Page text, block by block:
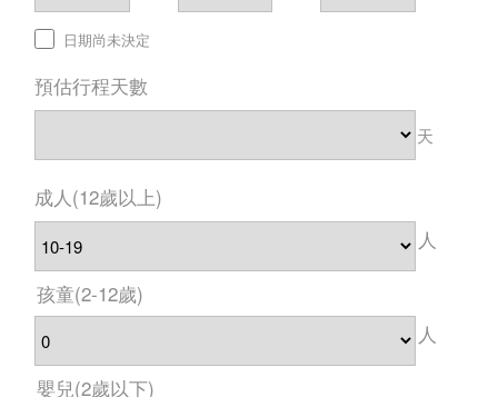
日期尚未決定
預估行程天數
天
成人(12歲以上)
人
孩童(2-12歲)
人
嬰兒(2歲以下)